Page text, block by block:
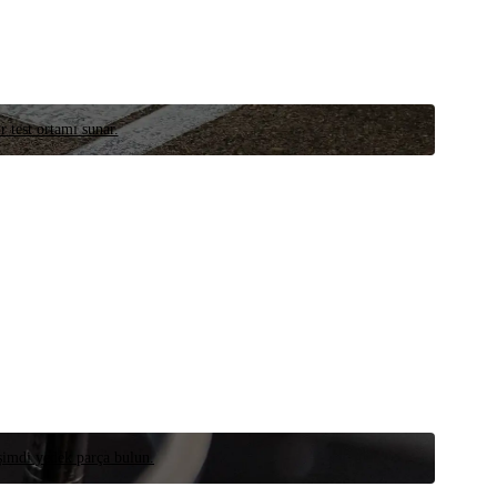
test ortamı sunar.
yedek parça bulun.